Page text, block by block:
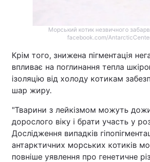
Морський котик незвичного
facebook.com/
Крім того, знижена пігментація
впливає на поглинання тепла
ізоляцію від холоду котикам
шар жиру.
"Тварини з лейкізмом можуть
дорослого віку і брати участь у
Дослідження випадків
антарктичних морських котиків
повніше уявлення про генетичне